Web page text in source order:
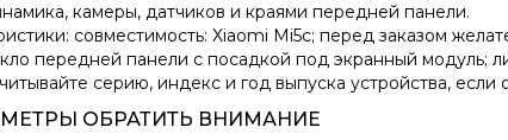
камеры, датчиков и краями передней панели.
совместимость: Xiaomi Mi5c; перед заказом
передней панели с посадкой под экранный модуль;
серию, индекс и год выпуска устройства, если
ОБРАТИТЬ ВНИМАНИЕ